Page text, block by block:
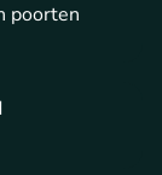
poorten